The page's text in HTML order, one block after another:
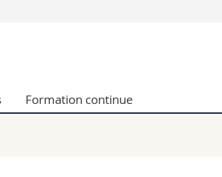
et management
Chercheurs
Formation continue